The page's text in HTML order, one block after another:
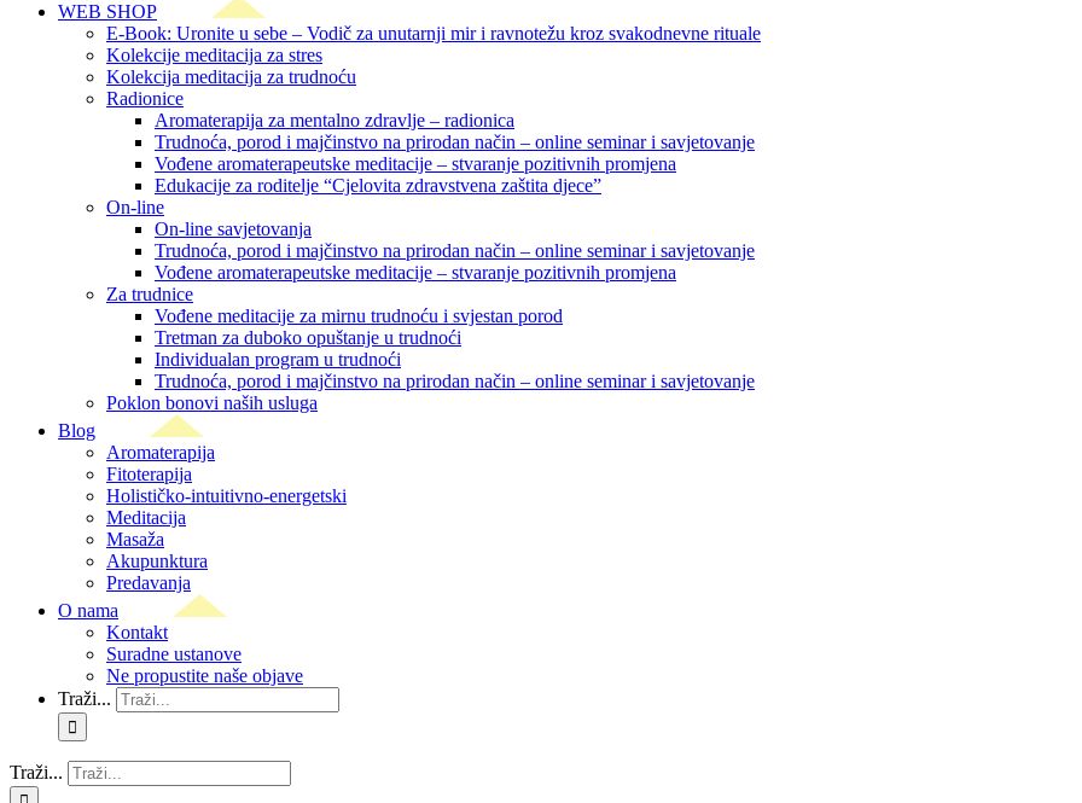
WEB SHOP
E-Book: Uronite u sebe – Vodič za unutarnji mir i ravnotežu kroz svakodnevne rituale
Kolekcije meditacija za stres
Kolekcija meditacija za trudnoću
Radionice
Aromaterapija za mentalno zdravlje – radionica
Trudnoća, porod i majčinstvo na prirodan način – online seminar i savjetovanje
Vođene aromaterapeutske meditacije – stvaranje pozitivnih promjena
Edukacije za roditelje “Cjelovita zdravstvena zaštita djece”
On-line
On-line savjetovanja
Trudnoća, porod i majčinstvo na prirodan način – online seminar i savjetovanje
Vođene aromaterapeutske meditacije – stvaranje pozitivnih promjena
Za trudnice
Vođene meditacije za mirnu trudnoću i svjestan porod
Tretman za duboko opuštanje u trudnoći
Individualan program u trudnoći
Trudnoća, porod i majčinstvo na prirodan način – online seminar i savjetovanje
Poklon bonovi naših usluga
Blog
Aromaterapija
Fitoterapija
Holističko-intuitivno-energetski
Meditacija
Masaža
Akupunktura
Predavanja
O nama
Kontakt
Suradne ustanove
Ne propustite naše objave
Traži...
Traži...